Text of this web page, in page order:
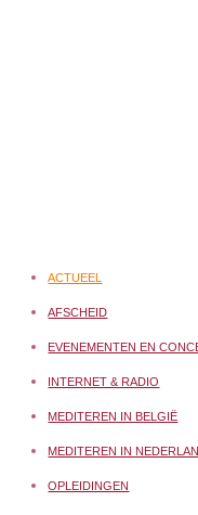
ACTUEEL
AFSCHEID
EVENEMENTEN EN
INTERNET & RADIO
MEDITEREN IN BELGIË
MEDITEREN IN
OPLEIDINGEN